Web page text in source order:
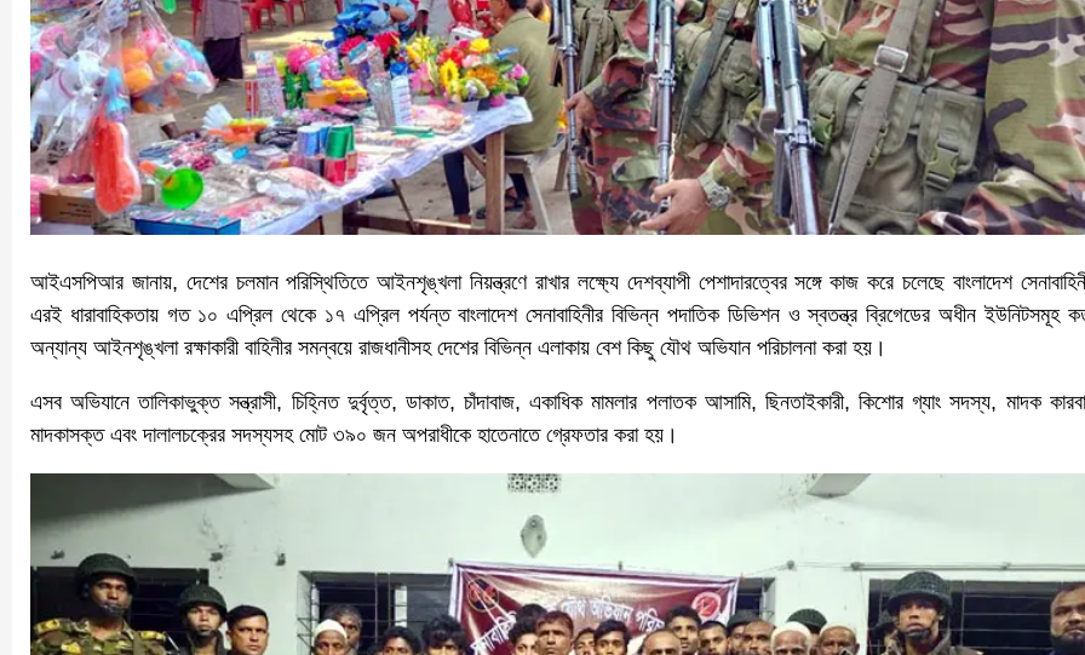
আইএসপিআর জানায়, দেশের চলমান পরিস্থিতিতে আইনশৃঙ্খলা নিয়ন্ত্রণে রাখার লক্ষ্যে দেশব্যাপী পেশাদারত্বের সঙ্গে কাজ করে চলেছে বাংলাদেশ
এরই ধারাবাহিকতায় গত ১০ এপ্রিল থেকে ১৭ এপ্রিল পর্যন্ত বাংলাদেশ সেনাবাহিনীর বিভিন্ন পদাতিক ডিভিশন ও স্বতন্ত্র ব্রিগেডের অধীন ইউনিটসমূহ
অন্যান্য আইনশৃঙ্খলা রক্ষাকারী বাহিনীর সমন্বয়ে রাজধানীসহ দেশের বিভিন্ন এলাকায় বেশ কিছু যৌথ অভিযান পরিচালনা করা হয়।
এসব অভিযানে তালিকাভুক্ত সন্ত্রাসী, চিহ্নিত দুর্বৃত্ত, ডাকাত, চাঁদাবাজ, একাধিক মামলার পলাতক আসামি, ছিনতাইকারী, কিশোর গ্যাং সদস্য, মাদক
মাদকাসক্ত এবং দালালচক্রের সদস্যসহ মোট ৩৯০ জন অপরাধীকে হাতেনাতে গ্রেফতার করা হয়।